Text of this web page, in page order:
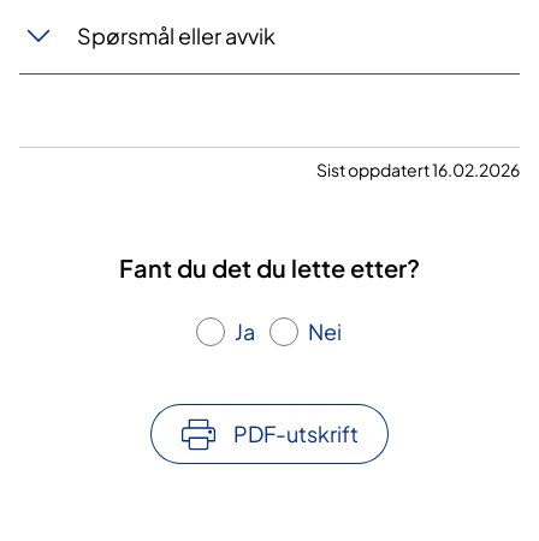
Spørsmål eller avvik
Sist oppdatert 16.02.2026
Fant du det du lette etter?
Ja Nei
PDF-utskrift